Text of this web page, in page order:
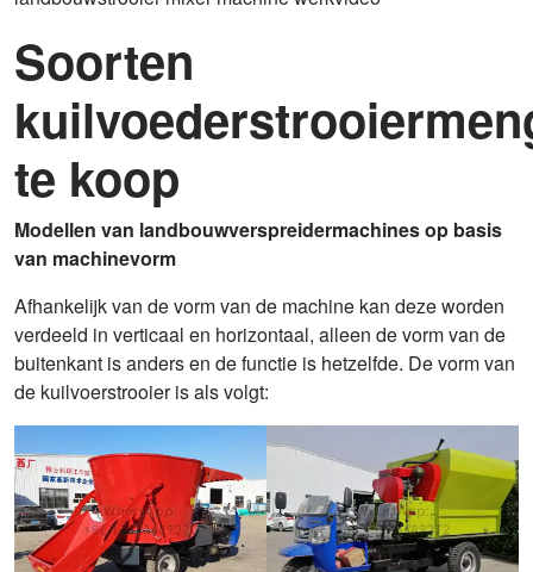
Soorten
te koop
Modellen van landbouwverspreidermachines op basis
van machinevorm
Afhankelijk van de vorm van de machine kan deze worden
verdeeld in verticaal en horizontaal, alleen de vorm van de
buitenkant is anders en de functie is hetzelfde. De vorm van
de kuilvoerstrooier is als volgt: